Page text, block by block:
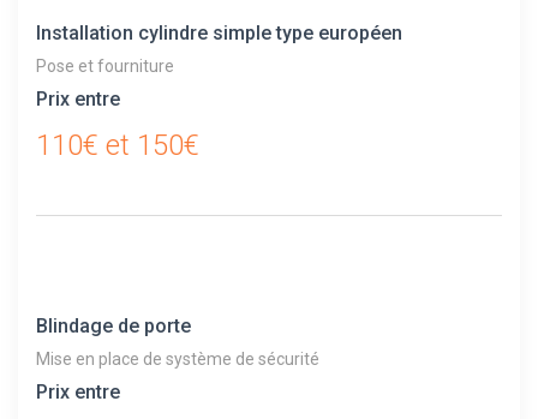
Installation cylindre simple type européen
Pose et fourniture
Prix entre
110€ et 150€
Blindage de porte
Mise en place de système de sécurité
Prix entre